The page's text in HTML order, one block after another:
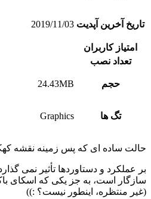
تاریخ آخرین آپدیت 2019/11/03
امتیاز کاربران
تعداد نصب
حجم 24.43MB
تگ ها Graphics
حالت ساده ای که پس زمینه نقشه
سازگار است، به جز یکی که اسکای
(غیر منتظره، اینطور نیست؟ :))